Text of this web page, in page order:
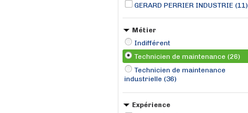
GERARD PERRIER INDUSTRIE (11)
Métier
Indifférent
Technicien de maintenance (26)
Technicien de maintenance
industrielle (36)
Expérience